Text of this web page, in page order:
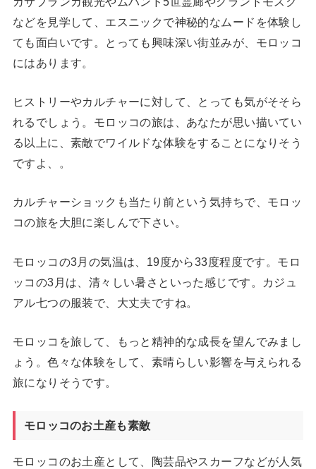
などを見学して、エスニックで神秘的なムードを体験し
ても面白いです。とっても興味深い街並みが、モロッコ
にはあります。
ヒストリーやカルチャーに対して、とっても気がそそら
れるでしょう。モロッコの旅は、あなたが思い描いてい
る以上に、素敵でワイルドな体験をすることになりそう
ですよ、。
カルチャーショックも当たり前という気持ちで、モロッ
コの旅を大胆に楽しんで下さい。
モロッコの3月の気温は、19度から33度程度です。モロ
ッコの3月は、清々しい暑さといった感じです。カジュ
アル七つの服装で、大丈夫ですね。
モロッコを旅して、もっと精神的な成長を望んでみまし
ょう。色々な体験をして、素晴らしい影響を与えられる
旅になりそうです。
モロッコのお土産も素敵
モロッコのお土産として、陶芸品やスカーフなどが人気